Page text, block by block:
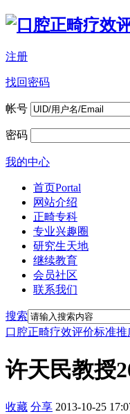
注册
找回密码
帐号
密码
我的中心
首页Portal
网站介绍
正畸专科
专业兴趣圈
研究生天地
继续教育
会员社区
联系我们
搜索
口腔正畸疗效评价标准推
许天民教授
收藏 分享 2013-10-25